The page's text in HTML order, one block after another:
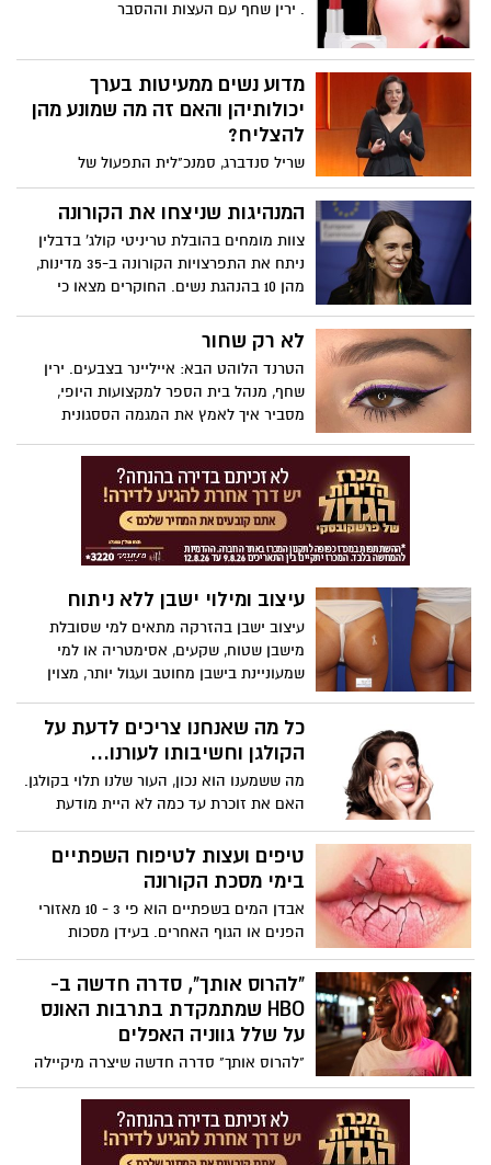
. ירין שחף עם העצות וההסבר
מדוע נשים ממעיטות בערך
יכולותיהן והאם זה מה שמונע מהן
להצליח?
שריל סנדברג, סמנכ"לית התפעול של
פייסבוק, בוחנת מדוע אחוז קטן יותר של
נשים מגברים מגיע לפסגת ההצלחה,היא
שואלת כיצד נתקן זאת? איך נשנה את
המספרים בפסגה? איך ניצור את השינוי הזה?
היא אומרת שהשארת נשים בשוק העבודה
בכירה
המנהיגות שניצחו את הקורונה
צוות מומחים בהובלת טריניטי קולג' בדבלין
ניתח את התפרצויות הקורונה ב-35 מדינות,
מהן 10 בהנהגת נשים. החוקרים מצאו כי
חמישה מקרי מוות מקורונה בהשוואה
למדינות בהנהגת נשים. לפי תוצאות המחקר,
מדינות בהנהגת נשים שיטחו את עקומת
המגיפה באופן יעיל ומהיר
לא רק שחור
הטרנד הלוהט הבא: אייליינר בצבעים. ירין
שחף, מנהל בית הספר למקצועות היופי,
מסביר איך לאמץ את המגמה הססגונית
עיצוב ומילוי ישבן ללא ניתוח
עיצוב ישבן בהזרקה מתאים למי שסובלת
מישבן שטוח, שקעים, אסימטריה או למי
שמעוניינת בישבן מחוטב ועגול יותר, מצוין
היאלרונית ייעודית לגוף ולאזורים גדולים כמו
ישבן להבדיל מחומצה היאלרונית המוזרקת
לפנים כאן החומר יכול לשמור על ריכוז ונפח
גבוהה.
כל מה שאנחנו צריכים לדעת על
הקולגן וחשיבותו לעורנו...
מה ששמענו הוא נכון, העור שלנו תלוי בקולגן.
האם את זוכרת עד כמה לא היית מודעת
לעובדה שקולגן חשוב לעור? ייתכן שכשהיית
בת 20 וייצור הקולגן שלך היה מאד גבוה,
ב-75% גבוה יותר מהייצור שלו עם התבגרותנו,
לא היית צריכה לחשוב עליו פעמיים. שמעת
את המילה קולגן מוזכרת במעורפל, ידעת שזה
חלבון, וידעת שהוא בדרך זו או אחרת קשור
למבנה העור שלך
טיפים ועצות לטיפוח השפתיים
בימי מסכת הקורונה
אבדן המים בשפתיים הוא פי 3 - 10 מאזורי
הפנים או הגוף האחרים. בעידן מסכות
הקורונה ובגלל כיסוי הפה הכל מתעצם.
כלומר, המסכה מעצימה את היובש והגירויים
בשפתיים. עור השפתיים שלנו, עדין מאוד ודק
יותר( ב-75%) מיתר הגוף - למעט אזור
העיניים. יובש בשפתיים הוא מראה לא
אסתטי המלווה בתחושת אי נוחות, שריפה,
עקצוץ, אדמומיות, סדקים, חתכים וגרד.
כשהשפתיים שלנו יבשות אנו נוטים ללקק
אותם – וזו טעות.
"להרוס אותך", סדרה חדשה ב-
HBO שמתמקדת בתרבות האונס
על שלל גווניה האפלים
"להרוס אותך" סדרה חדשה שיצרה מיקיילה
קול, תסריטאית ושחקנית בריטית. הסדרה
החדשה של HBO, "להרוס אותך" עוסקת
בהסכמה למין, תקיפה ואונס, בהשראת
התרחשויות אמיתיות בחייה של היוצרת.